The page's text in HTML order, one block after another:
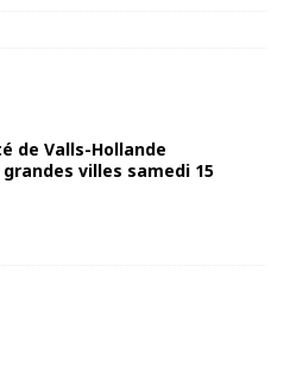
de Valls-Hollande
villes samedi 15